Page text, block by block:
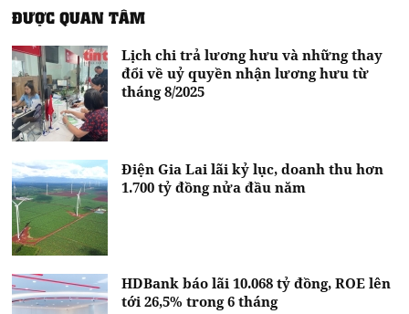
ĐƯỢC QUAN TÂM
Lịch chi trả lương hưu và những thay
đổi về uỷ quyền nhận lương hưu từ
tháng 8/2025
Điện Gia Lai lãi kỷ lục, doanh thu hơn
1.700 tỷ đồng nửa đầu năm
HDBank báo lãi 10.068 tỷ đồng, ROE lên
tới 26,5% trong 6 tháng